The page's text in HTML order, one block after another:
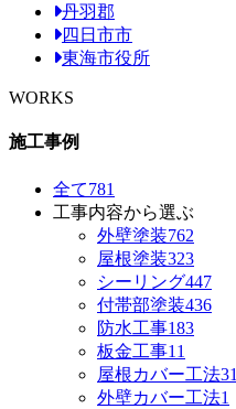
丹羽郡
四日市市
東海市役所
WORKS
施工事例
全て781
工事内容から選ぶ
外壁塗装762
屋根塗装323
シーリング447
付帯部塗装436
防水工事183
板金工事11
屋根カバー工法31
外壁カバー工法1